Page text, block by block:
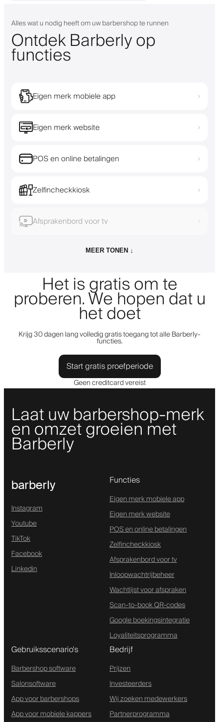
Alles wat u nodig heeft om uw barbershop te runnen
Ontdek Barberly op
functies
Eigen merk mobiele app ›
Eigen merk website ›
POS en online betalingen ›
Zelfincheckkiosk ›
Afsprakenbord voor tv ›
MEER TONEN ↓
Het is gratis om te
proberen. We hopen dat u
het doet
Krijg 30 dagen lang volledig gratis toegang tot alle Barberly-
functies.
Start gratis proefperiode
Geen creditcard vereist
Laat uw barbershop-merk
en omzet groeien met
Barberly
barberly
Instagram
Youtube
TikTok
Facebook
Linkedin
Functies
Eigen merk mobiele app
Eigen merk website
POS en online betalingen
Zelfincheckkiosk
Afsprakenbord voor tv
Inloopwachtrijbeheer
Wachtlijst voor afspraken
Scan-to-book QR-codes
Google boekingsintegratie
Loyaliteitsprogramma
Gebruiksscenario's
Barbershop software
Salonsoftware
App voor barbershops
App voor mobiele kappers
Bedrijf
Prijzen
Investeerders
Wij zoeken medewerkers
Partnerprogramma